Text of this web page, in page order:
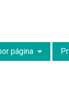
página